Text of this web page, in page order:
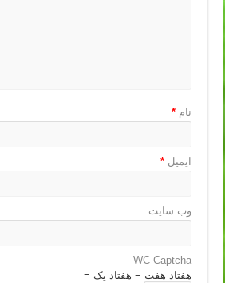
نام*
ایمیل*
وب‌ سایت
WC Captcha
هفتاد هفت − هفتاد یک =